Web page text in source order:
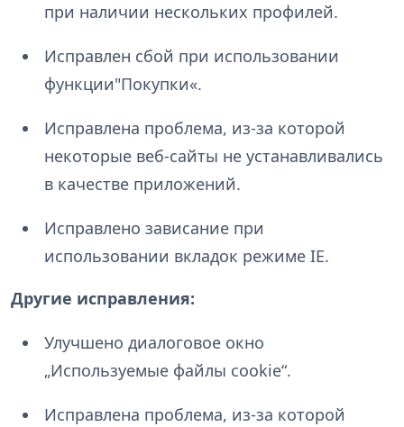
при наличии нескольких профилей.
Исправлен сбой при использовании
функции"Покупки«.
Исправлена проблема, из-за которой
некоторые веб-сайты не устанавливались
в качестве приложений.
Исправлено зависание при
использовании вкладок режиме IE.
Другие исправления:
Улучшено диалоговое окно
„Используемые файлы cookie“.
Исправлена проблема, из-за которой